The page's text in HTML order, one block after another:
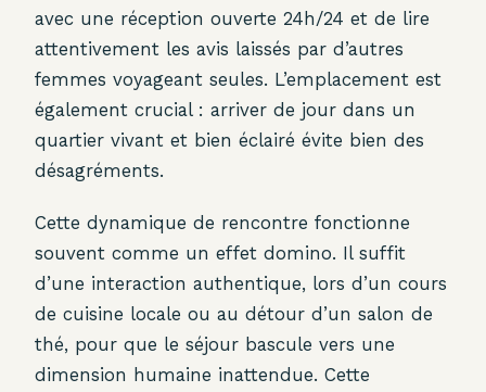
avec une réception ouverte 24h/24 et de lire
attentivement les avis laissés par d’autres
femmes voyageant seules. L’emplacement est
également crucial : arriver de jour dans un
quartier vivant et bien éclairé évite bien des
désagréments.
Cette dynamique de rencontre fonctionne
souvent comme un effet domino. Il suffit
d’une interaction authentique, lors d’un cours
de cuisine locale ou au détour d’un salon de
thé, pour que le séjour bascule vers une
dimension humaine inattendue. Cette